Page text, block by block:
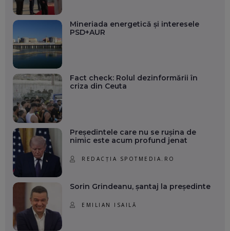
Mineriada energetică și interesele
PSD+AUR
Fact check: Rolul dezinformării în
criza din Ceuta
Președintele care nu se rușina de
nimic este acum profund jenat
REDACȚIA SPOTMEDIA.RO
Sorin Grindeanu, șantaj la președinte
EMILIAN ISAILĂ